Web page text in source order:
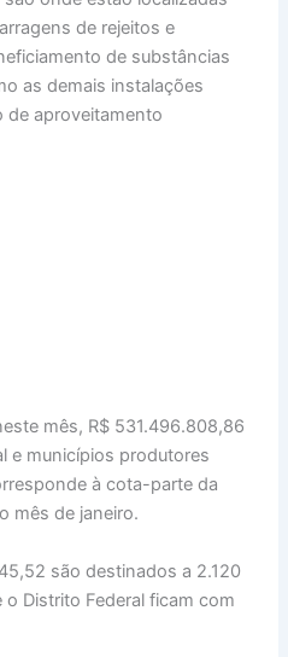
de rejeitos e
de substâncias
as demais instalações
de aproveitamento
mês, R$ 531.496.808,86
e municípios produtores
à cota-parte da
mês de janeiro.
são destinados a 2.120
Distrito Federal ficam com